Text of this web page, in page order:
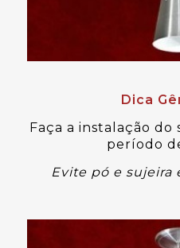
Dica
Faça a instalação do
período
Evite pó e sujeira